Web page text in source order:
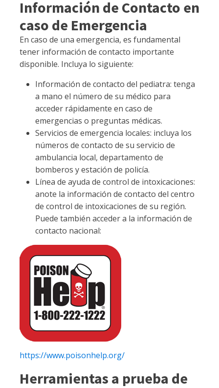
Información de Contacto en
caso de Emergencia
En caso de una emergencia, es fundamental
tener información de contacto importante
disponible. Incluya lo siguiente:
Información de contacto del pediatra: tenga
a mano el número de su médico para
acceder rápidamente en caso de
emergencias o preguntas médicas.
Servicios de emergencia locales: incluya los
números de contacto de su servicio de
ambulancia local, departamento de
bomberos y estación de policía.
Línea de ayuda de control de intoxicaciones:
anote la información de contacto del centro
de control de intoxicaciones de su región.
Puede también acceder a la información de
contacto nacional:
https://www.poisonhelp.org/
Herramientas a prueba de